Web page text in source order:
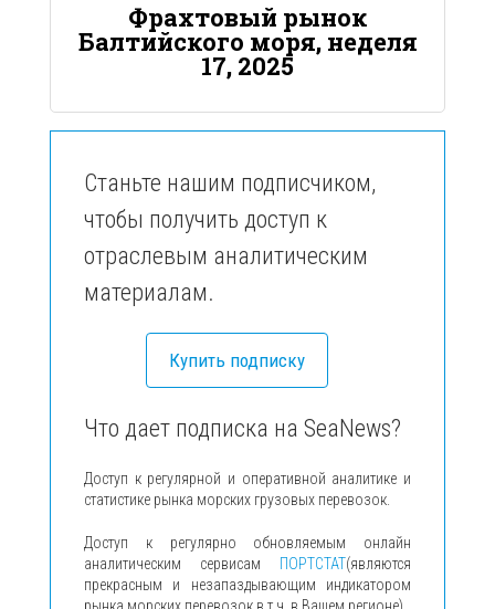
Фрахтовый рынок
Балтийского моря, неделя
17, 2025
Станьте нашим подписчиком,
чтобы получить доступ к
отраслевым аналитическим
материалам.
Купить подписку
Что дает подписка на SeaNews?
Доступ к регулярной и оперативной аналитике и
статистике рынка морских грузовых перевозок.
Доступ к регулярно обновляемым онлайн
аналитическим сервисам ПОРТСТАТ(являются
прекрасным и незапаздывающим индикатором